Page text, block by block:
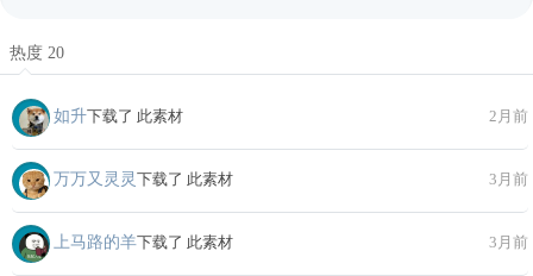
热度 20
如升下载了 此素材 2月前
万万又灵灵 下载了 此素材 3月前
上马路的羊下载了 此素材 3月前